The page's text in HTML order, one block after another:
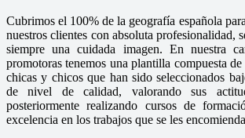
Cubrimos el 100% de la geografía española
nuestros clientes con absoluta profesionalidad,
siempre una cuidada imagen. En nuestra
promotoras tenemos una plantilla compuesta
chicas y chicos que han sido seleccionados
de nivel de calidad, valorando sus
posteriormente realizando cursos de
excelencia en los trabajos que se les